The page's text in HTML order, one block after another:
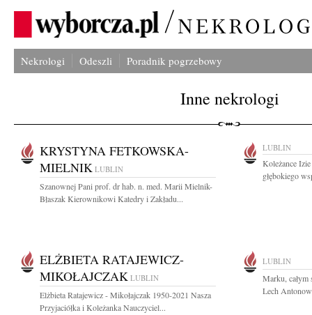
Nekrologi Odeszli Poradnik pogrzebowy
Inne nekrologi
KRYSTYNA FETKOWSKA-
MIELNIK LUBLIN
Szanownej Pani prof. dr hab. n. med. Marii Mielnik-
Błaszak Kierownikowi Katedry i Zakładu...
LUBLIN
Koleżance
głębokiego
ELŻBIETA RATAJEWICZ-
MIKOŁAJCZAK LUBLIN
Elżbieta Ratajewicz - Mikołajczak 1950-2021 Nasza
Przyjaciółka i Koleżanka Nauczyciel...
LUBLIN
Marku, całym
Lech